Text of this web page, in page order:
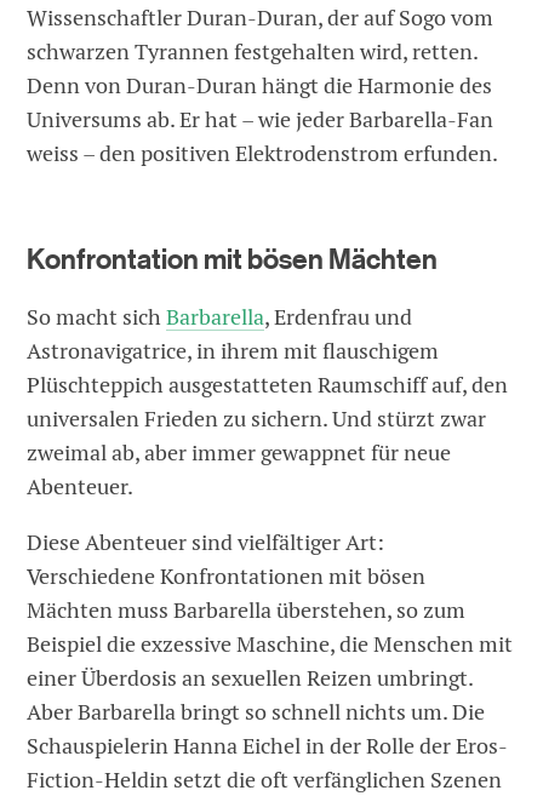
Wissenschaftler Duran-­Duran, der auf Sogo vom
schwarzen Tyrannen festgehalten wird, retten.
Denn von Duran-Duran hängt die Harmonie des
Universums ab. Er hat – wie jeder Barbarella-Fan
weiss – den positiven Elektrodenstrom erfunden.
Konfrontation mit bösen Mächten
So macht sichBarbarella, Erdenfrau und
Astronavigatrice, in ihrem mit flauschigem
Plüschteppich ausgestatteten Raumschiff auf, den
universalen Frieden zu sichern. Und stürzt zwar
zweimal ab, aber immer ­gewappnet für neue
Abenteuer.
Diese Abenteuer sind vielfältiger Art:
Verschiedene Konfrontationen mit bösen
Mächten muss Barbarella überstehen, so zum
Beispiel die exzessive Maschine, die Menschen mit
einer Überdosis an sexuellen Reizen umbringt.
Aber Barbarella bringt so schnell nichts um. Die
Schauspielerin Hanna Eichel in der Rolle der Eros-
Fiction-Heldin setzt die oft verfänglichen Szenen